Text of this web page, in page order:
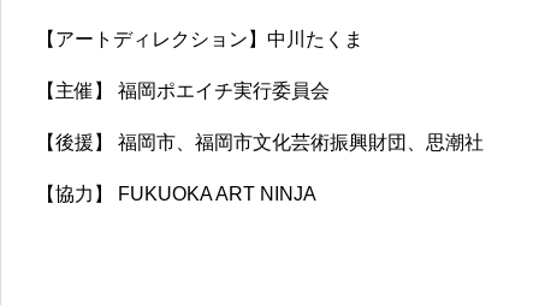
【アートディレクション】中川たくま
【主催】 福岡ポエイチ実行委員会
【後援】 福岡市、福岡市文化芸術振興財団、思潮社
【協力】 FUKUOKA ART NINJA